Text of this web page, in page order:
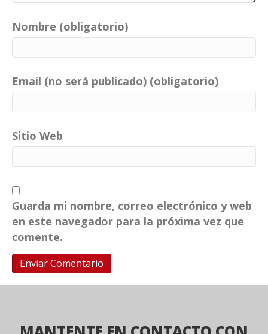
Nombre (obligatorio)
Email (no será publicado) (obligatorio)
Sitio Web
Guarda mi nombre, correo electrónico y web
en este navegador para la próxima vez que
comente.